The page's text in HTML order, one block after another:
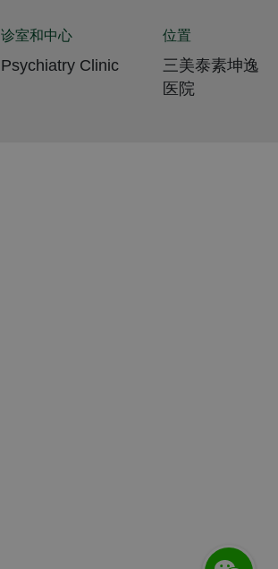
诊室和中心 位置
Psychiatry Clinic
三美泰素坤逸
医院